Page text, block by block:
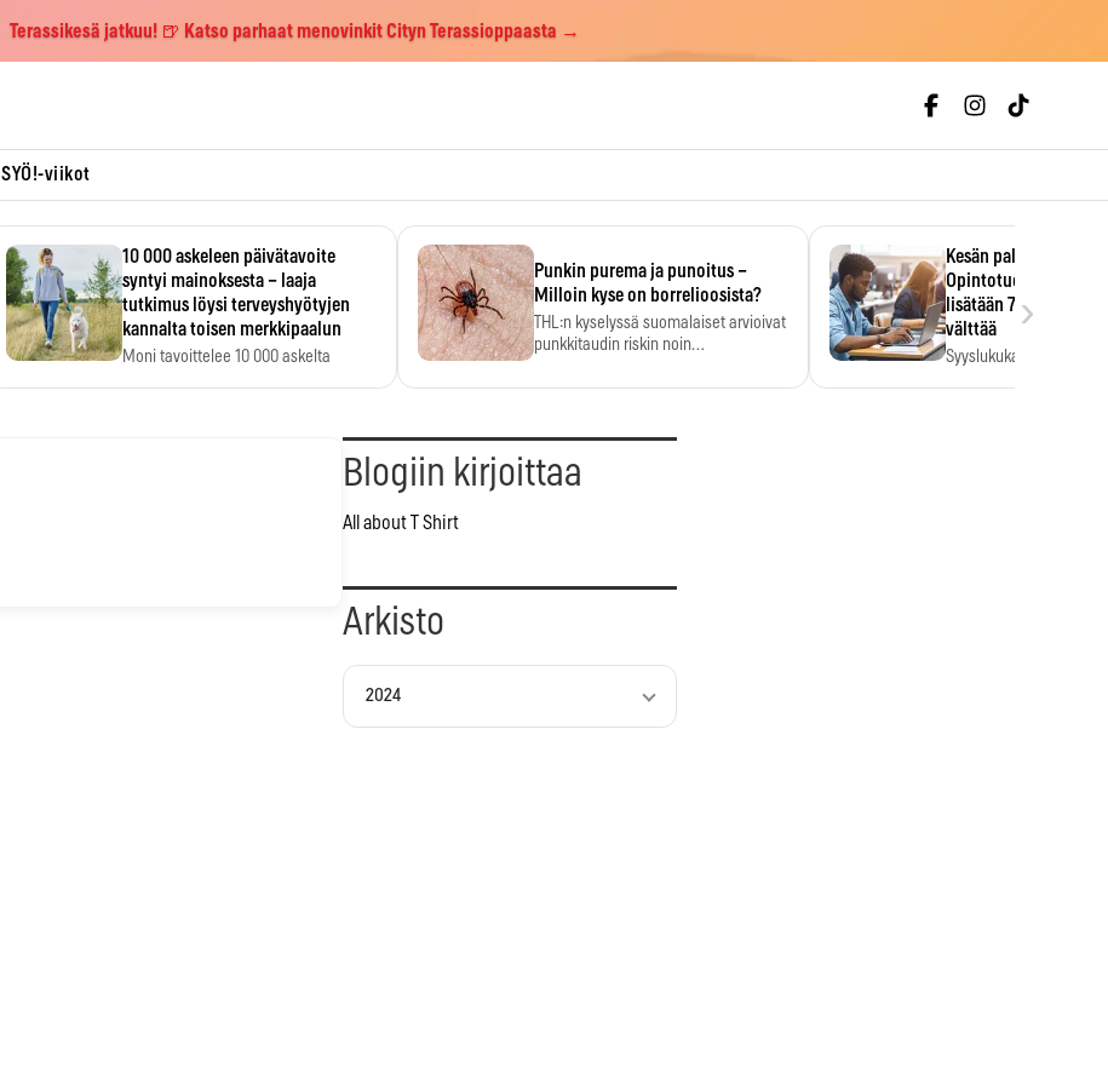
Terassikesä jatkuu! 🍺 Katso parhaat menovinkit Cityn Terassioppaasta →
SYÖ!-viikot
10 000 askeleen päivätavoite
syntyi mainoksesta – laaja
tutkimus löysi terveyshyötyjen
kannalta toisen merkkipaalun
Moni tavoittelee 10 000 askelta
Punkin purema ja punoitus –
Milloin kyse on borrelioosista?
THL:n kyselyssä suomalaiset arvioivat
punkkitaudin riskin noin
Kesän palkka
Opintotuen
lisätään 7,5
välttää
Syyslukukauden
›
Blogiin kirjoittaa
All about T Shirt
Arkisto
2024